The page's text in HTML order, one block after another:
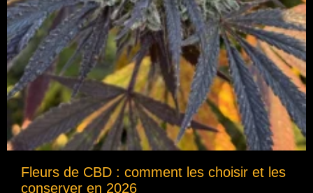
Fleurs de CBD : comment les choisir et les
conserver en 2026